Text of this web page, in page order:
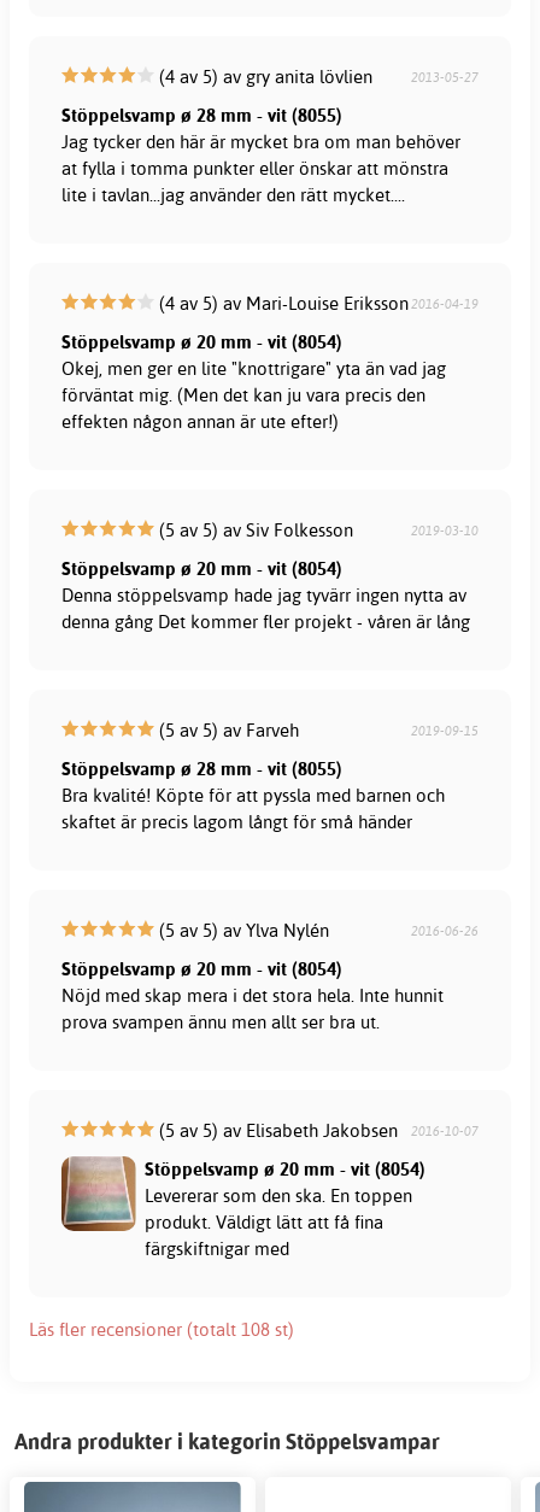
(4 av 5) av gry anita lövlien 2013-05-27
Stöppelsvamp ø 28 mm - vit (8055)
Jag tycker den här är mycket bra om man behöver
at fylla i tomma punkter eller önskar att mönstra
lite i tavlan...jag använder den rätt mycket....
(4 av 5) av Mari-Louise Eriksson2016-04-19
Stöppelsvamp ø 20 mm - vit (8054)
Okej, men ger en lite "knottrigare" yta än vad jag
förväntat mig. (Men det kan ju vara precis den
effekten någon annan är ute efter!)
(5 av 5) av Siv Folkesson 2019-03-10
Stöppelsvamp ø 20 mm - vit (8054)
Denna stöppelsvamp hade jag tyvärr ingen nytta av
denna gång Det kommer fler projekt - våren är lång
(5 av 5) av Farveh 2019-09-15
Stöppelsvamp ø 28 mm - vit (8055)
Bra kvalité! Köpte för att pyssla med barnen och
skaftet är precis lagom långt för små händer
(5 av 5) av Ylva Nylén 2016-06-26
Stöppelsvamp ø 20 mm - vit (8054)
Nöjd med skap mera i det stora hela. Inte hunnit
prova svampen ännu men allt ser bra ut.
(5 av 5) av Elisabeth Jakobsen 2016-10-07
Stöppelsvamp ø 20 mm - vit (8054)
Levererar som den ska. En toppen
produkt. Väldigt lätt att få fina
färgskiftnigar med
Läs fler recensioner (totalt 108 st)
Andra produkter i kategorin Stöppelsvampar